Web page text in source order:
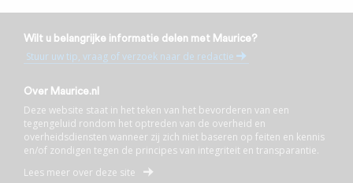
Wilt u belangrijke informatie delen met Maurice?
Stuur uw tip, vraag of verzoek naar de redactie
Over Maurice.nl
Deze website staat in het teken van het bevorderen van een
tegengeluid rondom het optreden van de overheid en
overheidsdiensten wanneer zij zich niet baseren op feiten en kennis
en/of zondigen tegen de principes van integriteit en transparantie.
Lees meer over deze site